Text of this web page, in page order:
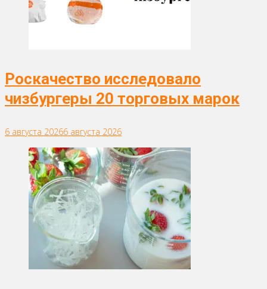
Роскачество исследовало
чизбургеры 20 торговых марок
6 августа 20266 августа 2026